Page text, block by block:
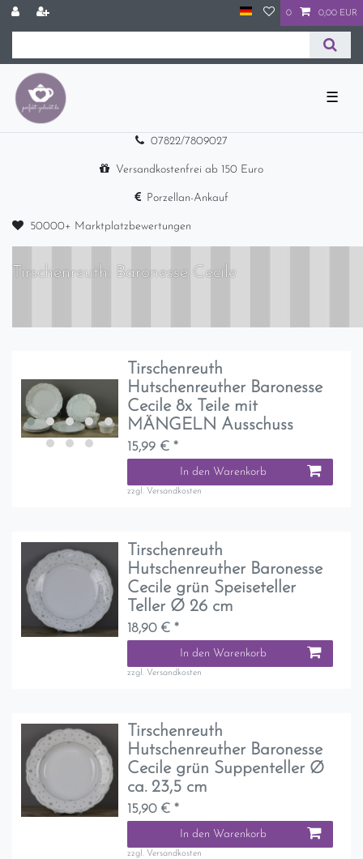
0 0,00 EUR
☰
07822/7809027
Versandkostenfrei ab 150 Euro
Porzellan-Ankauf
50000+ Marktplatzbewertungen
Tirschenreuth: Baronesse Cecile
Tirschenreuth
Hutschenreuther Baronesse
Cecile 8x Teile mit
MÄNGELN Ausschuss
15,99 € *
In den Warenkorb
zzgl. Versandkosten
Tirschenreuth
Hutschenreuther Baronesse
Cecile grün Speiseteller
Teller Ø 26 cm
18,90 € *
In den Warenkorb
zzgl. Versandkosten
Tirschenreuth
Hutschenreuther Baronesse
Cecile grün Suppenteller Ø
ca. 23,5 cm
15,90 € *
In den Warenkorb
zzgl. Versandkosten